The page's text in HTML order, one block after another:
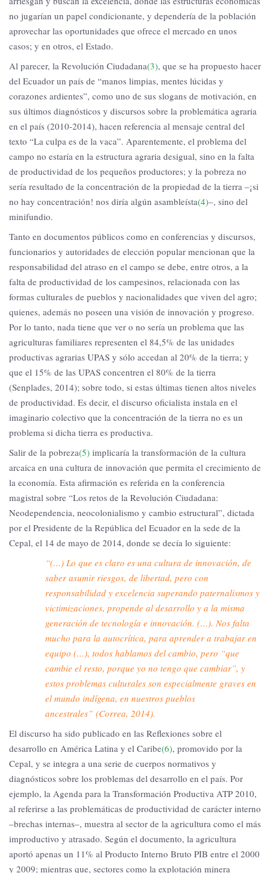
no jugarían un papel condicionante, y dependería de la población
aprovechar las oportunidades que ofrece el mercado en unos
casos; y en otros, el Estado.
Al parecer, la Revolución Ciudadana(3), que se ha propuesto hacer
del Ecuador un país de “manos limpias, mentes lúcidas y
corazones ardientes”, como uno de sus slogans de motivación, en
sus últimos diagnósticos y discursos sobre la problemática agraria
en el país (2010-2014), hacen referencia al mensaje central del
texto “La culpa es de la vaca”. Aparentemente, el problema del
campo no estaría en la estructura agraria desigual, sino en la falta
de productividad de los pequeños productores; y la pobreza no
sería resultado de la concentración de la propiedad de la tierra –¡si
no hay concentración! nos diría algún asambleísta(4)–, sino del
minifundio.
Tanto en documentos públicos como en conferencias y discursos,
funcionarios y autoridades de elección popular mencionan que la
responsabilidad del atraso en el campo se debe, entre otros, a la
falta de productividad de los campesinos, relacionada con las
formas culturales de pueblos y nacionalidades que viven del agro;
quienes, además no poseen una visión de innovación y progreso.
Por lo tanto, nada tiene que ver o no sería un problema que las
agriculturas familiares representen el 84,5% de las unidades
productivas agrarias UPAS y sólo accedan al 20% de la tierra; y
que el 15% de las UPAS concentren el 80% de la tierra
(Senplades, 2014); sobre todo, si estas últimas tienen altos niveles
de productividad. Es decir, el discurso oficialista instala en el
imaginario colectivo que la concentración de la tierra no es un
problema si dicha tierra es productiva.
Salir de la pobreza(5) implicaría la transformación de la cultura
arcaica en una cultura de innovación que permita el crecimiento de
la economía. Esta afirmación es referida en la conferencia
magistral sobre “Los retos de la Revolución Ciudadana:
Neodependencia, neocolonialismo y cambio estructural”, dictada
por el Presidente de la República del Ecuador en la sede de la
Cepal, el 14 de mayo de 2014, donde se decía lo siguiente:
“(…) Lo que es claro es una cultura de innovación, de
saber asumir riesgos, de libertad, pero con
responsabilidad y excelencia superando paternalismos y
victimizaciones, propende al desarrollo y a la misma
generación de tecnología e innovación. (…). Nos falta
mucho para la autocrítica, para aprender a trabajar en
equipo (…), todos hablamos del cambio, pero “que
cambie el resto, porque yo no tengo que cambiar”, y
estos problemas culturales son especialmente graves en
el mundo indígena, en nuestros pueblos
ancestrales” (Correa, 2014).
El discurso ha sido publicado en las Reflexiones sobre el
desarrollo en América Latina y el Caribe(6), promovido por la
Cepal, y se integra a una serie de cuerpos normativos y
diagnósticos sobre los problemas del desarrollo en el país. Por
ejemplo, la Agenda para la Transformación Productiva ATP 2010,
al referirse a las problemáticas de productividad de carácter interno
–brechas internas–, muestra al sector de la agricultura como el más
improductivo y atrasado. Según el documento, la agricultura
aportó apenas un 11% al Producto Interno Bruto PIB entre el 2000
y 2009; mientras que, sectores como la explotación minera